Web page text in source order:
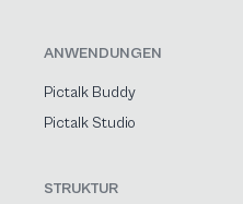
ANWENDUNGEN
Pictalk Buddy
Pictalk Studio
STRUKTUR